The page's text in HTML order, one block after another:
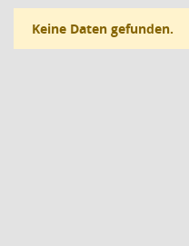
Keine Daten gefunden.